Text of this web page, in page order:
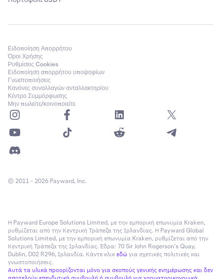
Ειδοποίηση Απορρήτου
Όροι Χρήσης
Ρυθμίσεις Cookies
Ειδοποίηση απορρήτου υποψηφίων
Γνωστοποιήσεις
Κανόνες συναλλαγών ανταλλακτηρίου
Κέντρο Συμμόρφωσης
Μην πωλείτε/κοινοποιείτε
© 2011 - 2026 Payward, Inc.
Η Payward Europe Solutions Limited, με την εμπορική επωνυμία Kraken,
ρυθμίζεται από την Κεντρική Τράπεζα της Ιρλανδίας. Η Payward Global
Solutions Limited, με την εμπορική επωνυμία Kraken, ρυθμίζεται από την
Κεντρική Τράπεζα της Ιρλανδίας. Έδρα: 70 Sir John Rogerson’s Quay,
Dublin, D02 R296, Ιρλανδία. Κάντε κλικεδώγια σχετικές πολιτικές και
γνωστοποιήσεις.
Αυτά τα υλικά προορίζονται μόνο για σκοπούς γενικής ενημέρωσης και δεν